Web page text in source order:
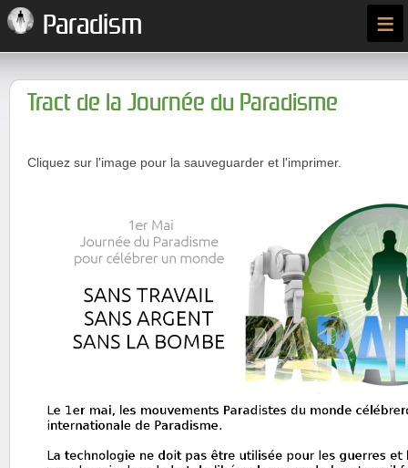
Paradism ≡
Tract de la Journée du Paradisme
Cliquez sur l'image pour la sauveguarder et l'imprimer.